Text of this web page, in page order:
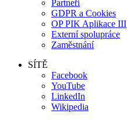
Partneři
GDPR a Cookies
OP PIK Aplikace III
Externí spolupráce
Zaměstnání
SÍTĚ
Facebook
YouTube
LinkedIn
Wikipedia